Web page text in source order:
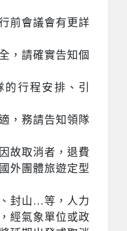
前會議會有更詳
，請確實告知個
行程安排、引
，務請告知領隊
故取消者，退費
外團體旅遊定型
封山…等，人力
經氣象單位或政